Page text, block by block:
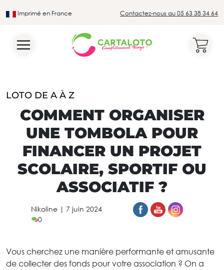
Imprimé en France Contactez-nous au 05 63 38 34 64
LOTO DE A À Z
COMMENT ORGANISER
UNE TOMBOLA POUR
FINANCER UN PROJET
SCOLAIRE, SPORTIF OU
ASSOCIATIF ?
Nikoline | 7 juin 2024
0
Vous cherchez une manière performante et amusante
de collecter des fonds pour votre association ? On a